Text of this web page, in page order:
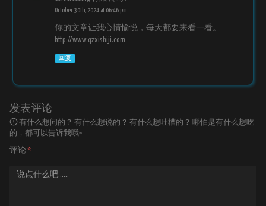
October 30th, 2024 at 06:46 pm
你的文章让我心情愉悦，每天都要来看一看。
http://www.qzxishiji.com
回复
发表评论
有什么想问的？ 有什么想说的？ 有什么想吐槽的？ 哪怕是有什么想吃
的，都可以告诉我哦~
评论 *